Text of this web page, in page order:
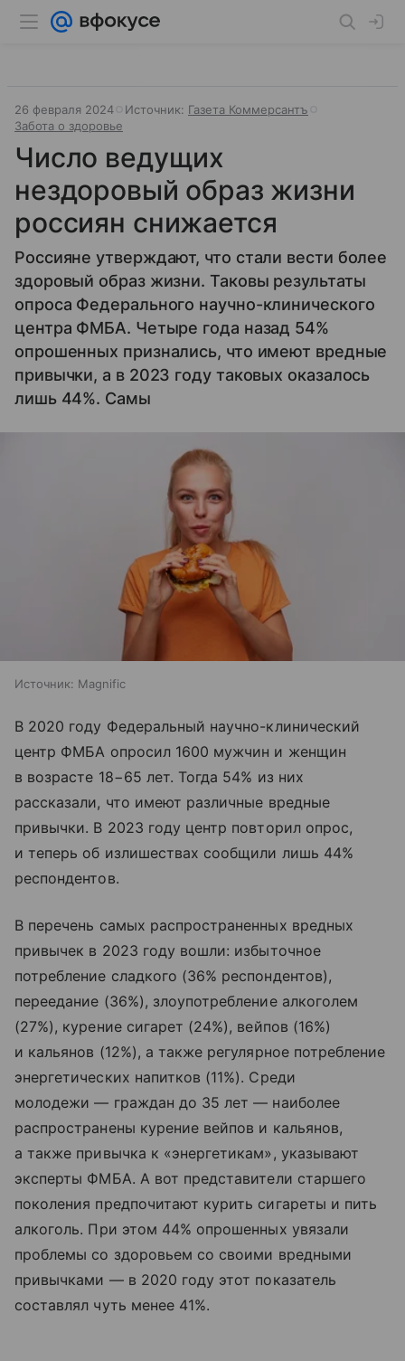
26 февраля 2024 Источник: Газета Коммерсантъ
Забота о здоровье
Число ведущих
нездоровый образ жизни
россиян снижается
Россияне утверждают, что стали вести более
здоровый образ жизни. Таковы результаты
опроса Федерального научно-клинического
центра ФМБА. Четыре года назад 54%
опрошенных признались, что имеют вредные
привычки, а в 2023 году таковых оказалось
лишь 44%. Самы
Источник: Magnific
В 2020 году Федеральный научно-клинический
центр ФМБА опросил 1600 мужчин и женщин
в возрасте 18−65 лет. Тогда 54% из них
рассказали, что имеют различные вредные
привычки. В 2023 году центр повторил опрос,
и теперь об излишествах сообщили лишь 44%
респондентов.
В перечень самых распространенных вредных
привычек в 2023 году вошли: избыточное
потребление сладкого (36% респондентов),
переедание (36%), злоупотребление алкоголем
(27%), курение сигарет (24%), вейпов (16%)
и кальянов (12%), а также регулярное потребление
энергетических напитков (11%). Среди
молодежи — граждан до 35 лет — наиболее
распространены курение вейпов и кальянов,
а также привычка к «энергетикам», указывают
эксперты ФМБА. А вот представители старшего
поколения предпочитают курить сигареты и пить
алкоголь. При этом 44% опрошенных увязали
проблемы со здоровьем со своими вредными
привычками — в 2020 году этот показатель
составлял чуть менее 41%.